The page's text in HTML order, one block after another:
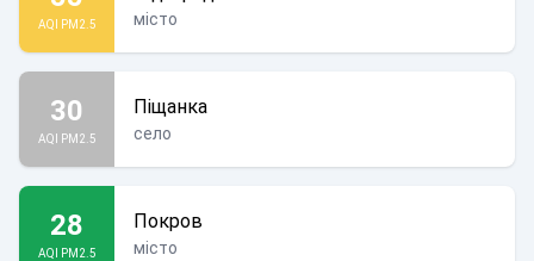
AQI PM2.5 місто
30
AQI PM2.5
Піщанка
село
28
AQI PM2.5
Покров
місто